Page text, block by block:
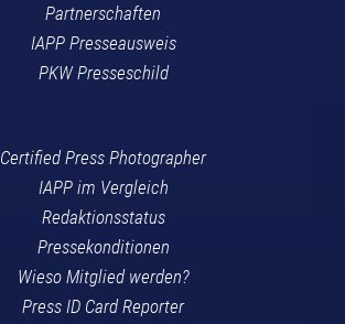
Partnerschaften
IAPP Presseausweis
PKW Presseschild
Certified Press Photographer
IAPP im Vergleich
Redaktionsstatus
Pressekonditionen
Wieso Mitglied werden?
Press ID Card Reporter